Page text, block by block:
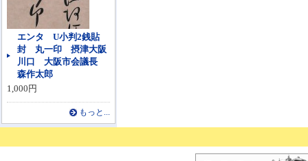
エンタ U小判2銭貼
封 丸一印 摂津大阪
川口 大阪市会議長
森作太郎
1,000円
もっと...